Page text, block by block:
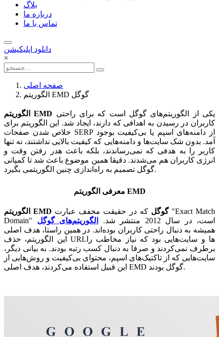
بلاگ
درباره ما
تماس با ما
دانلود اپلیکیشن
×
صفحه اصلی
الگوریتم EMD گوگل
الگوریتمEMD
کاربران در رسیدن به اهدافی که دارند، ایجاد شد. این الگوریتم برای
خلاص شدن صفحات SERP از دامنه‌های اسپم یا بی‌کیفیت بوجود
آمد. بدون شک سایت‌ها و دامنه‌هایی که کیفیت بالایی نداشتند، نه تنها
کاربر را به هدفی که نمی‌رساندند، بلکه باعث هدر رفتن وقت و
انرژی کاربران هم می‌شدند. دقیقا همین موضوع باعث شد تا کمپانی
گوگل تصمیم به راه‌اندازی چنین الگوریتمی بگیرد.
معرفی الگوریتم EMD
الگوریتمEMD گوگلکه در حقیقت مخفف عبارت "Exact Match
Domain" است، در سال 2012 منتشر شد.
الگوریتم‌های گوگل
همیشه به دنبال راحتی کاربران بوده‌اند. در همین راستا، هدف اصلی
این الگوریتم، حذف URLها و سایت‌هایی بود که نیاز مخاطب را
برطرف نمی‌کردند و صرفا به دنبال کسب رتبه بودند. به بیانی دیگر،
سایت‌هایی که از تاکتیک‌های اسپم، محتوای بی‌کیفیت و روش‌هایی از
این قبیل استفاده می‌کردند، هدف اصلی EMD گوگل بودند.